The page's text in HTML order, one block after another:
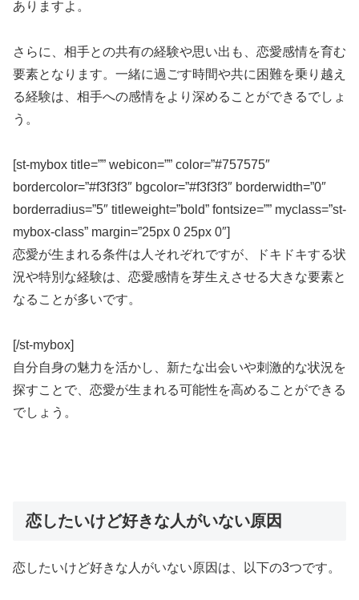
ありますよ。
さらに、相手との共有の経験や思い出も、恋愛感情を育む
要素となります。一緒に過ごす時間や共に困難を乗り越え
る経験は、相手への感情をより深めることができるでしょ
う。
[st-mybox title=”” webicon=”” color=”#757575″
bordercolor=”#f3f3f3″ bgcolor=”#f3f3f3″ borderwidth=”0″
borderradius=”5″ titleweight=”bold” fontsize=”” myclass=”st-
mybox-class” margin=”25px 0 25px 0″]
恋愛が生まれる条件は人それぞれですが、ドキドキする状
況や特別な経験は、恋愛感情を芽生えさせる大きな要素と
なることが多いです。
[/st-mybox]
自分自身の魅力を活かし、 新たな出会いや刺激的な状況を
探すことで、恋愛が生まれる可能性を高めることができる
でしょう。
恋したいけど好きな人がいない原因
恋したいけど好きな人がいない原因は、以下の3つです。